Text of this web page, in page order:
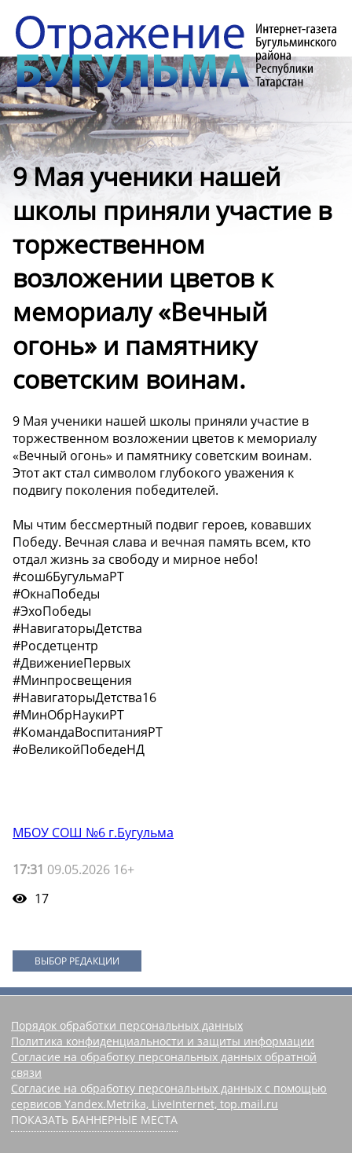
9 Мая ученики нашей
школы приняли участие в
торжественном
возложении цветов к
мемориалу «Вечный
огонь» и памятнику
советским воинам.
9 Мая ученики нашей школы приняли участие в
торжественном возложении цветов к мемориалу
«Вечный огонь» и памятнику советским воинам.
Этот акт стал символом глубокого уважения к
подвигу поколения победителей.
Мы чтим бессмертный подвиг героев, ковавших
Победу. Вечная слава и вечная память всем, кто
отдал жизнь за свободу и мирное небо!
#сош6БугульмаРТ
#ОкнаПобеды
#ЭхоПобеды
#НавигаторыДетства
#Росдетцентр
#ДвижениеПервых
#Минпросвещения
#НавигаторыДетства16
#МинОбрНаукиРТ
#КомандаВоспитанияРТ
#оВеликойПобедеНД
МБОУ СОШ №6 г.Бугульма
17:31 09.05.2026 16+
17
ВЫБОР РЕДАКЦИИ
Порядок обработки персональных данных
Политика конфиденциальности и защиты информации
Согласие на обработку персональных данных обратной
связи
Согласие на обработку персональных данных с помощью
сервисов Yandex.Metrika, LiveInternet, top.mail.ru
ПОКАЗАТЬ БАННЕРНЫЕ МЕСТА